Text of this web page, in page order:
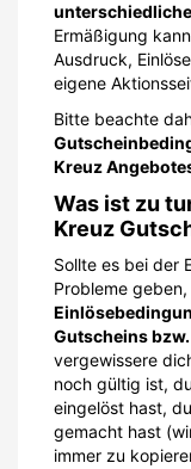
Ermäßigung
Ausdruck,
eigene
Bitte beachte
Kreuz
Was ist zu
Kreuz
Sollte es bei der
Probleme
Gutscheins
vergewissere
noch gültig ist,
eingelöst hast,
gemacht hast
immer zu